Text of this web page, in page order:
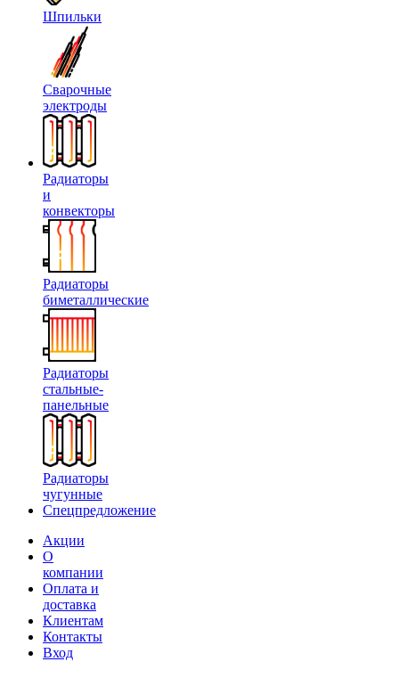
Шпильки
Сварочные
электроды
Радиаторы
и
конвекторы
Радиаторы
биметаллические
Радиаторы
стальные-
панельные
Радиаторы
чугунные
Спецпредложение
Акции
О
компании
Оплата и
доставка
Клиентам
Контакты
Вход